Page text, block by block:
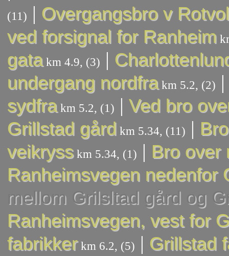
(11) | Overgangsbro v
ved forsignal for Ranheim
gatakm 4.9, (3) |
undergang nordfrakm 5.2, (2)
sydfrakm 5.2, (1) | Ved bro
Grillstad gård km 5.34, (11) |
veikrysskm 5.34, (1) | Bro over
Ranheimsvegen nedenfor
mellom Grilsltad gård og
Ranheimsvegen, vest for
fabrikkerkm 6.2, (5) | Grillstad